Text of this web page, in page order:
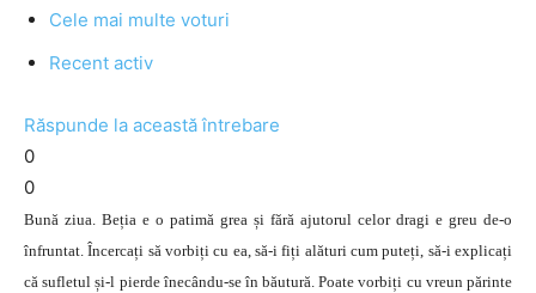
Cele mai multe voturi
Recent activ
Răspunde la această întrebare
0
0
Bună ziua. Beția e o patimă grea și fără ajutorul celor dragi e greu de-o
înfruntat. Încercați să vorbiți cu ea, să-i fiți alături cum puteți, să-i explicați
că sufletul și-l pierde înecându-se în băutură. Poate vorbiți cu vreun părinte